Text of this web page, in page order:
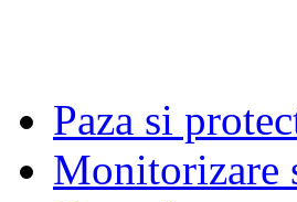
Paza si
Monitorizare